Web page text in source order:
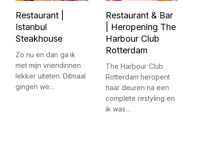
Restaurant |
Istanbul
Steakhouse
Zo nu en dan ga ik
met mijn vriendinnen
lekker uiteten. Ditmaal
gingen we…
Restaurant & Bar
| Heropening The
Harbour Club
Rotterdam
The Harbour Club
Rotterdam heropent
haar deuren na een
complete restyling en
ik was…